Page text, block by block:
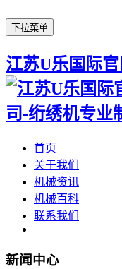
下拉菜单
江苏U乐国际
首页
关于我们
机械资讯
机械百科
联系我们
新闻中心